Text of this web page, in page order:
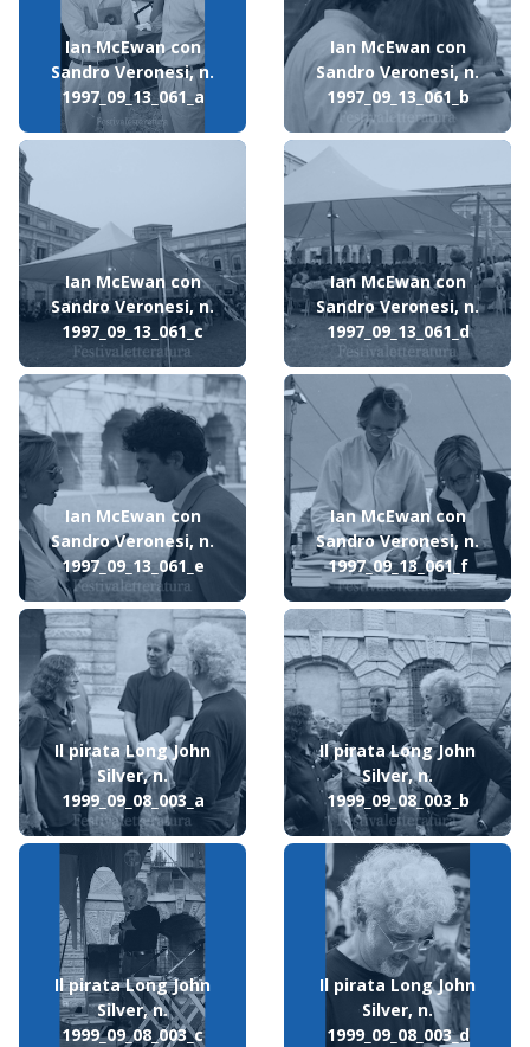
Ian McEwan con
Sandro Veronesi, n.
1997_09_13_061_a
Ian McEwan con
Sandro Veronesi, n.
1997_09_13_061_b
Ian McEwan con
Sandro Veronesi, n.
1997_09_13_061_c
Ian McEwan con
Sandro Veronesi, n.
1997_09_13_061_d
Ian McEwan con
Sandro Veronesi, n.
1997_09_13_061_e
Ian McEwan con
Sandro Veronesi, n.
1997_09_13_061_f
Il pirata Long John
Silver, n.
1999_09_08_003_a
Il pirata Long John
Silver, n.
1999_09_08_003_b
Il pirata Long John
Silver, n.
1999_09_08_003_c
Il pirata Long John
Silver, n.
1999_09_08_003_d